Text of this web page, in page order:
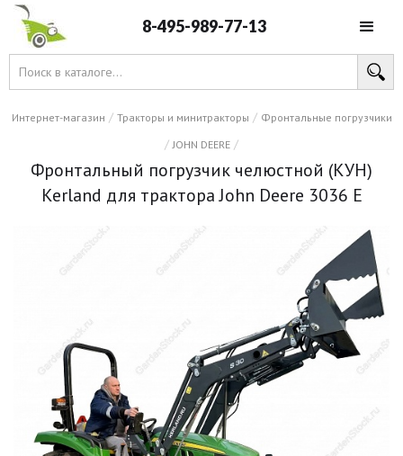
8-495-989-77-13
Интернет-магазин / Тракторы и минитракторы / Фронтальные погрузчики
/ JOHN DEERE /
Фронтальный погрузчик челюстной (КУН)
Kerland для трактора John Deere 3036 E